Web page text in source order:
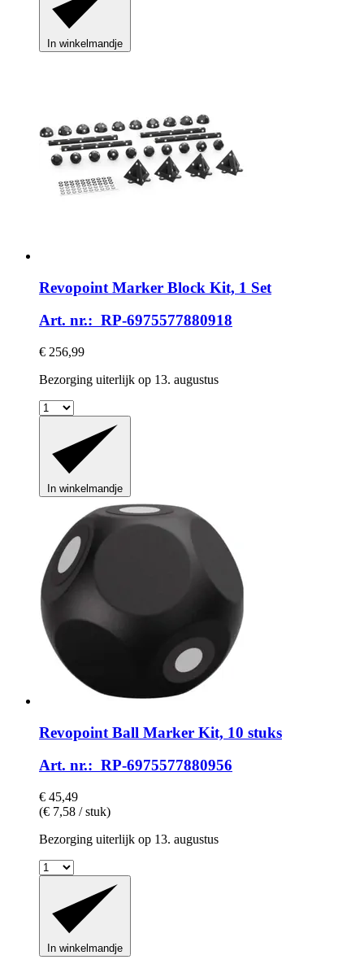
In winkelmandje
Revopoint Marker Block Kit, 1 Set
Art. nr.: RP-6975577880918
€ 256,99
Bezorging uiterlijk op 13. augustus
In winkelmandje
Revopoint Ball Marker Kit, 10 stuks
Art. nr.: RP-6975577880956
€ 45,49
(€ 7,58 / stuk)
Bezorging uiterlijk op 13. augustus
In winkelmandje